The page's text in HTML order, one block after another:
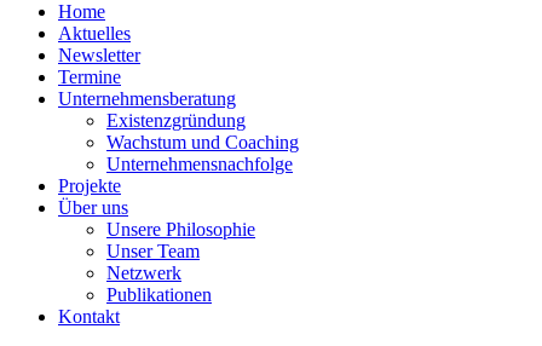
Home
Aktuelles
Newsletter
Termine
Unternehmensberatung
Existenzgründung
Wachstum und Coaching
Unternehmensnachfolge
Projekte
Über uns
Unsere Philosophie
Unser Team
Netzwerk
Publikationen
Kontakt